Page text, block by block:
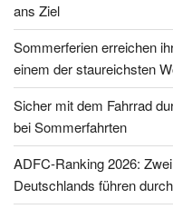
ans Ziel
Sommerferien erreichen
einem der staureichsten
Sicher mit dem Fahrrad
bei Sommerfahrten
ADFC-Ranking 2026:
Deutschlands führen